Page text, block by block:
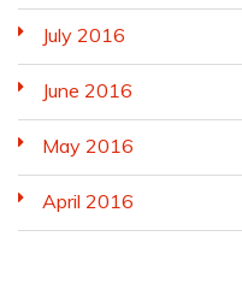
July 2016
June 2016
May 2016
April 2016